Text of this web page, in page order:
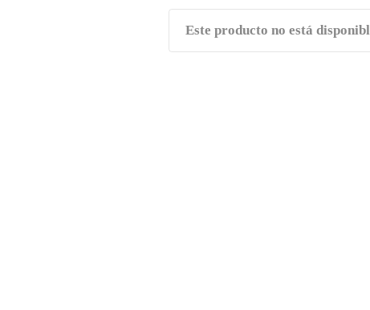
Este producto no está